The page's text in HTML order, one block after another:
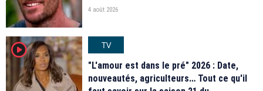
4 août 2026
player2
TV
"L'amour est dans le pré" 2026 : Date,
nouveautés, agriculteurs… Tout ce qu'il